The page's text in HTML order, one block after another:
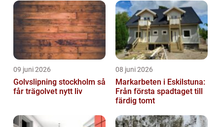
09 juni 2026
Golvslipning stockholm så
får trägolvet nytt liv
08 juni 2026
Markarbeten i Eskilstuna:
Från första spadtaget till
färdig tomt